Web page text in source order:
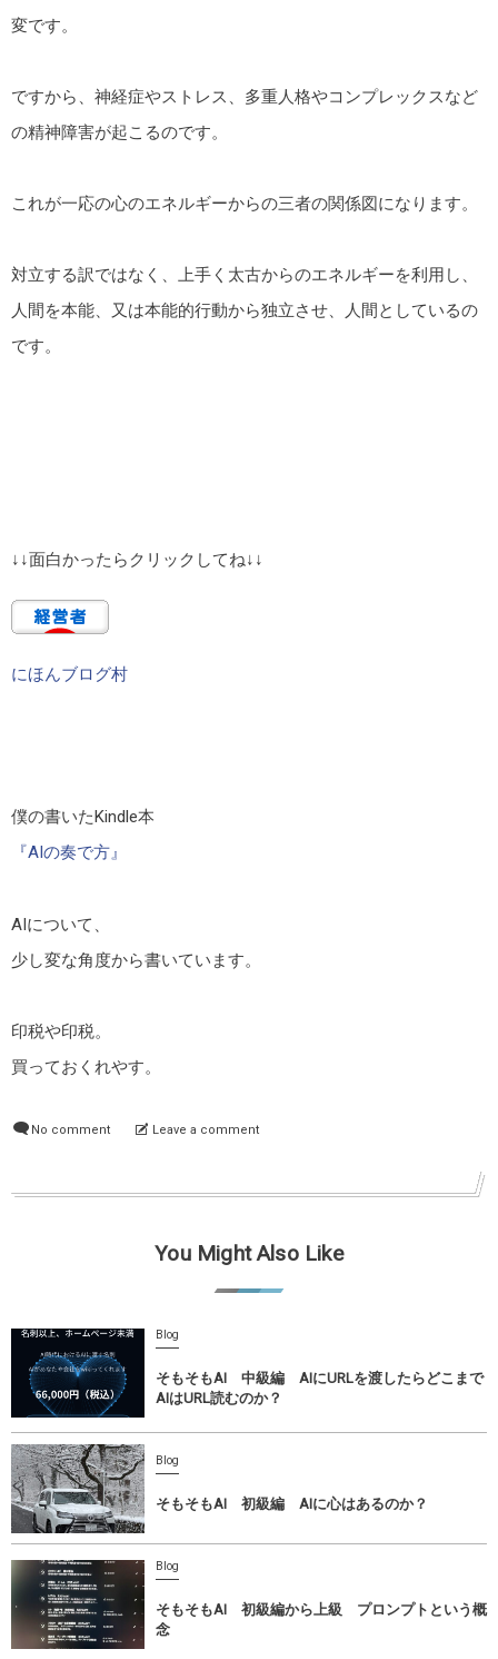
変です。
ですから、神経症やストレス、多重人格やコンプレックスなど
の精神障害が起こるのです。
これが一応の心のエネルギーからの三者の関係図になります。
対立する訳ではなく、上手く太古からのエネルギーを利用し、
人間を本能、又は本能的行動から独立させ、人間としているの
です。
↓↓面白かったらクリックしてね↓↓
にほんブログ村
僕の書いたKindle本
『AIの奏で方』
AIについて、
少し変な角度から書いています。
印税や印税。
買っておくれやす。
No comment Leave a comment
You Might Also Like
Blog
そもそもAI 中級編 AIにURLを渡したらどこまで
AIはURL読むのか？
Blog
そもそもAI 初級編 AIに心はあるのか？
Blog
そもそもAI 初級編から上級 プロンプトという概
念